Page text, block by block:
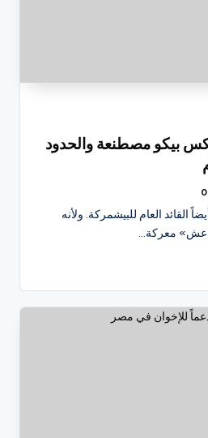
بيكو مصطنعة والحدود
القائد العام للبيشمركة. ولأنه
معركة…